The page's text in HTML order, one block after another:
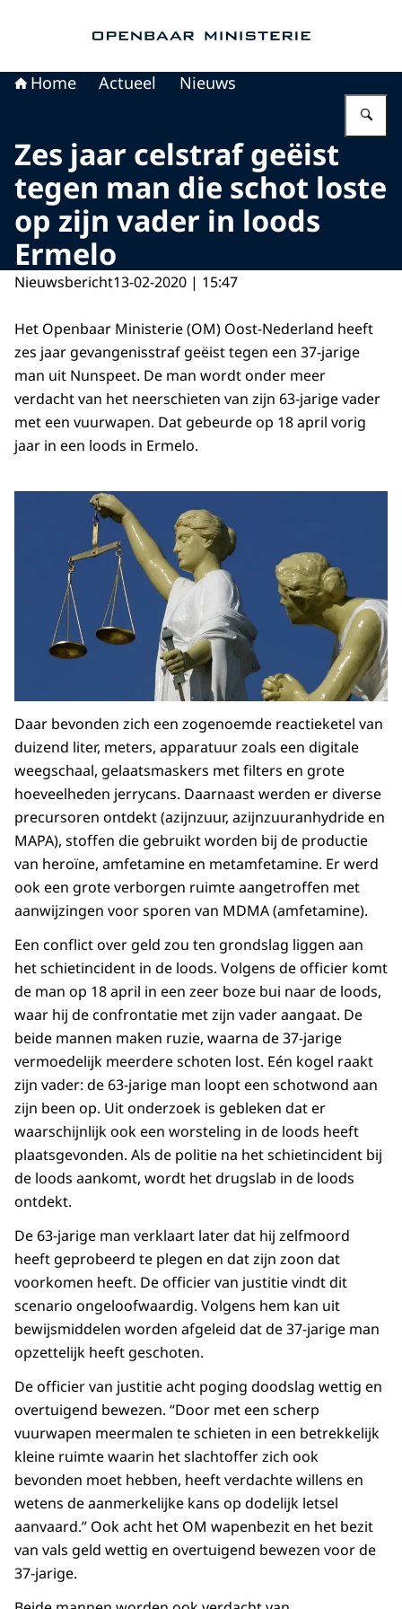
Home Actueel Nieuws
Zes jaar celstraf geëist
tegen man die schot loste
op zijn vader in loods
Ermelo
Nieuwsbericht13-02-2020 | 15:47
Het Openbaar Ministerie (OM) Oost-Nederland heeft
zes jaar gevangenisstraf geëist tegen een 37-jarige
man uit Nunspeet. De man wordt onder meer
verdacht van het neerschieten van zijn 63-jarige vader
met een vuurwapen. Dat gebeurde op 18 april vorig
jaar in een loods in Ermelo.
Daar bevonden zich een zogenoemde reactieketel van
duizend liter, meters, apparatuur zoals een digitale
weegschaal, gelaatsmaskers met filters en grote
hoeveelheden jerrycans. Daarnaast werden er diverse
precursoren ontdekt (azijnzuur, azijnzuuranhydride en
MAPA), stoffen die gebruikt worden bij de productie
van heroïne, amfetamine en metamfetamine. Er werd
ook een grote verborgen ruimte aangetroffen met
aanwijzingen voor sporen van MDMA (amfetamine).
Een conflict over geld zou ten grondslag liggen aan
het schietincident in de loods. Volgens de officier komt
de man op 18 april in een zeer boze bui naar de loods,
waar hij de confrontatie met zijn vader aangaat. De
beide mannen maken ruzie, waarna de 37-jarige
vermoedelijk meerdere schoten lost. Eén kogel raakt
zijn vader: de 63-jarige man loopt een schotwond aan
zijn been op. Uit onderzoek is gebleken dat er
waarschijnlijk ook een worsteling in de loods heeft
plaatsgevonden. Als de politie na het schietincident bij
de loods aankomt, wordt het drugslab in de loods
ontdekt.
De 63-jarige man verklaart later dat hij zelfmoord
heeft geprobeerd te plegen en dat zijn zoon dat
voorkomen heeft. De officier van justitie vindt dit
scenario ongeloofwaardig. Volgens hem kan uit
bewijsmiddelen worden afgeleid dat de 37-jarige man
opzettelijk heeft geschoten.
De officier van justitie acht poging doodslag wettig en
overtuigend bewezen. “Door met een scherp
vuurwapen meermalen te schieten in een betrekkelijk
kleine ruimte waarin het slachtoffer zich ook
bevonden moet hebben, heeft verdachte willens en
wetens de aanmerkelijke kans op dodelijk letsel
aanvaard.” Ook acht het OM wapenbezit en het bezit
van vals geld wettig en overtuigend bewezen voor de
37-jarige.